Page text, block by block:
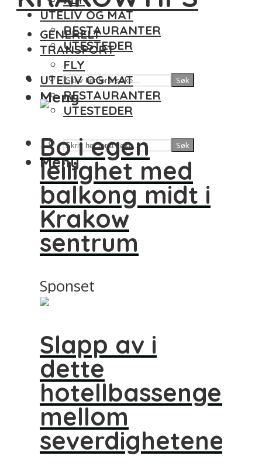
UTELIV OG MAT
RESTAURANTER
UTESTEDER
Søk
Meny
GENERELT
TRANSPORT
FLY
UTELIV OG MAT
RESTAURANTER
UTESTEDER
Søk
Meny
Bo i egen
leilighet med
balkong midt i
Krakow
sentrum
Sponset
Slapp av i
dette
hotellbassenget
mellom
severdighetene